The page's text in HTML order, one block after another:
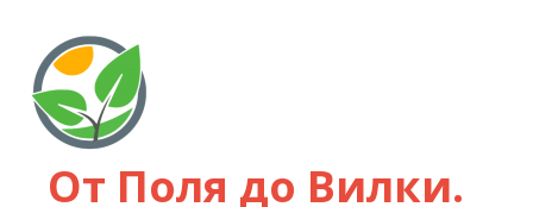
От Поля до Вилки.